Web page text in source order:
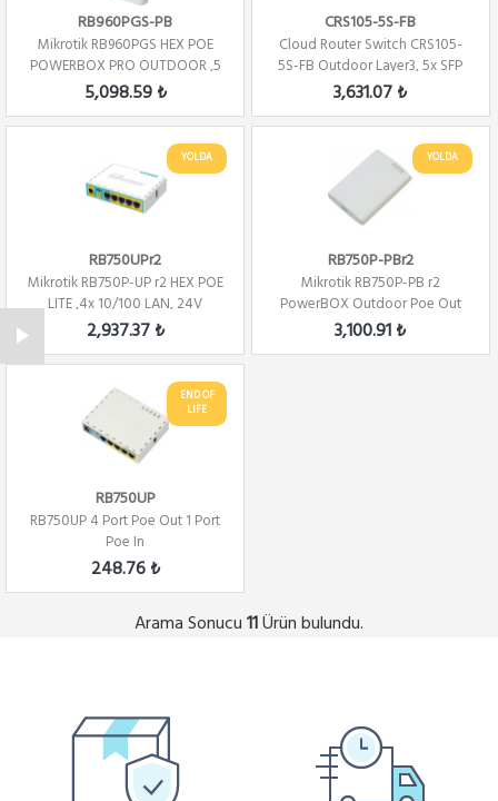
RB960PGS-PB
Mikrotik RB960PGS HEX POE
POWERBOX PRO OUTDOOR ,5
PORT 10/100/100...
5,098.59 ₺
CRS105-5S-FB
Cloud Router Switch CRS105-
5S-FB Outdoor Layer3, 5x SFP
Gigabit,L5
3,631.07 ₺
YOLDA
RB750UPr2
Mikrotik RB750P-UP r2 HEX POE
LITE ,4x 10/100 LAN, 24V
Passive P...
2,937.37 ₺
YOLDA
RB750P-PBr2
Mikrotik RB750P-PB r2
PowerBOX Outdoor Poe Out
Router ,L4
3,100.91 ₺
END OF
LIFE
RB750UP
RB750UP 4 Port Poe Out 1 Port
Poe In
248.76 ₺
Arama Sonucu 11Ürün bulundu.